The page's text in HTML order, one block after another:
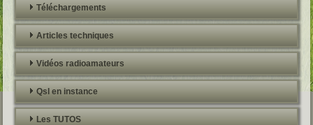
Téléchargements
Articles techniques
Vidéos radioamateurs
Qsl en instance
Les TUTOS